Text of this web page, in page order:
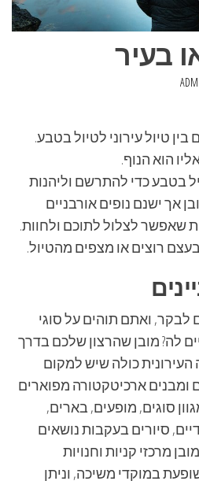
בעיר
טיול עירוני לטיול בטבע.
הוא הנוף.
בטבע כדי להתרשם וליהנות
אך ישנם נופים אורבניים
שאפשר לצלול לתוכם ולחוות.
רוצים או מצפים מהטיול.
ואתם תוהים על סוגי
לה? מובן שהרצון שלכם בדרך
כולה שיש למקום
ומבנים ארכיטקטורה מפוארים
סוגים, מופעים, בארים,
סיורים בעקבות נושאים
מרכזי קניות וחנויות
במוקדי משיכה, וניתן